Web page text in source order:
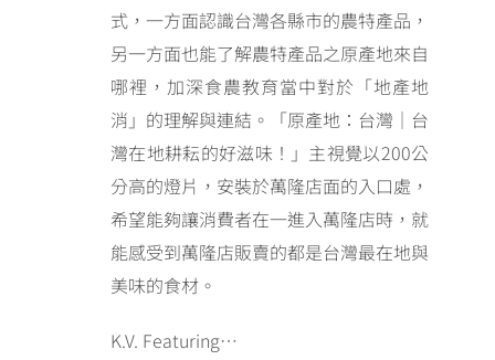
式，一方面認識台灣各縣市的農特產品，
另一方面也能了解農特產品之原產地來自
哪裡，加深食農教育當中對於「地產地
消」的理解與連結。「原產地：台灣｜台
灣在地耕耘的好滋味！」主視覺以200公
分高的燈片，安裝於萬隆店面的入口處，
希望能夠讓消費者在一進入萬隆店時，就
能感受到萬隆店販賣的都是台灣最在地與
美味的食材。
K.V. Featuring…